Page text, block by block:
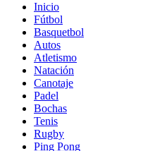
Inicio
Fútbol
Basquetbol
Autos
Atletismo
Natación
Canotaje
Padel
Bochas
Tenis
Rugby
Ping Pong